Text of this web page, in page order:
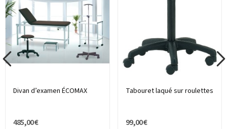
Divan d’examen ÉCOMAX
485,00 €
Tabouret laqué sur roulettes
99,00 €